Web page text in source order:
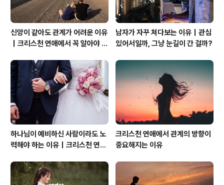
신앙이 같아도 관계가 어려운 이유
｜크리스천 연애에서 꼭 알아야 할
남자가 자꾸 쳐다보는 이유｜관심
있어서일까, 그냥 눈길이 간 걸까?
하나님이 예비하신 사람이라도 노
력해야 하는 이유｜크리스천 연애
크리스천 연애에서 관계의 방향이
중요해지는 이유